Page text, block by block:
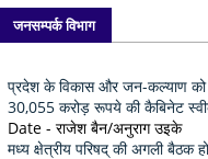
जनसम्पर्क विभाग
प्रदेश के विकास और जन-कल्याण को
30,055 करोड़ रूपये की कैबिनेट
Date - राजेश बैन/अनुराग उइके
मध्य क्षेत्रीय परिषद् की अगली बैठक